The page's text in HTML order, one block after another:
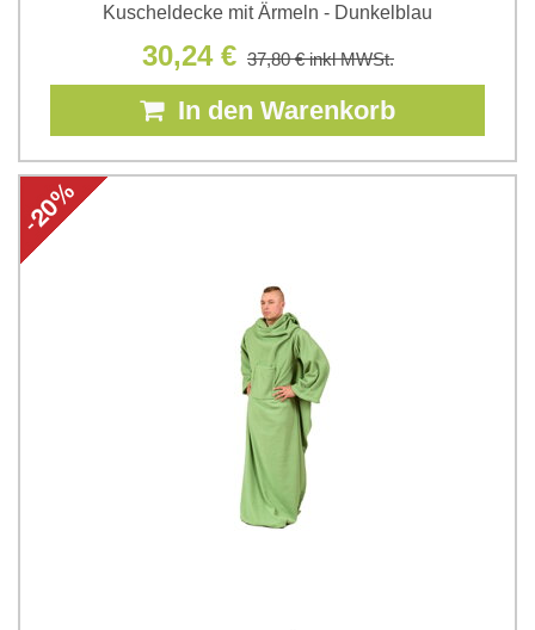
Kuscheldecke mit Ärmeln - Dunkelblau
30,24 € 37,80 €inkl MWSt.
In den Warenkorb